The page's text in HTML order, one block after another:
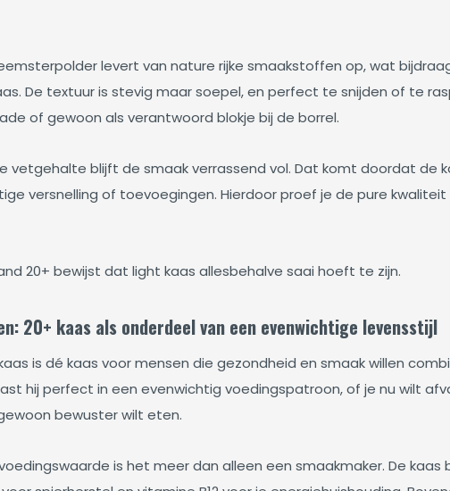
levert van nature rijke smaakstoffen op, wat
De textuur is stevig maar soepel, en perfect te snijden of te
of gewoon als verantwoord blokje bij de borrel.
vetgehalte blijft de smaak verrassend vol. Dat komt doordat de
versnelling of toevoegingen. Hierdoor proef je de pure
20+ bewijst dat light kaas allesbehalve saai hoeft te zijn.
20+ kaas als onderdeel van een evenwichtige levensstijl
is dé kaas voor mensen die gezondheid en smaak willen
hij perfect in een evenwichtig voedingspatroon, of je nu wilt
bewuster wilt eten.
is het meer dan alleen een smaakmaker. De